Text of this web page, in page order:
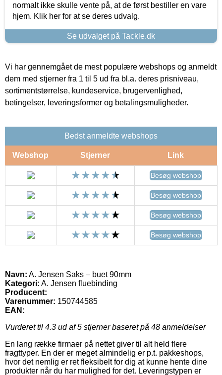
normalt ikke skulle vente på, at de først bestiller en vare
hjem. Klik her for at se deres udvalg.
Se udvalget på Tackle.dk
Vi har gennemgået de mest populære webshops og anmeldt
dem med stjerner fra 1 til 5 ud fra bl.a. deres prisniveau,
sortimentstørrelse, kundeservice, brugervenlighed,
betingelser, leveringsformer og betalingsmuligheder.
Bedst anmeldte webshops
Webshop Stjerner Link
Besøg webshop
Besøg webshop
Besøg webshop
Besøg webshop
Navn: A. Jensen Saks – buet 90mm
Kategori: A. Jensen fluebinding
Producent:
Varenummer: 150744585
EAN:
Vurderet til 4.3 ud af 5 stjerner baseret på 48 anmeldelser
En lang række firmaer på nettet giver til alt held flere
fragttyper. En der er meget almindelig er p.t. pakkeshops,
hvor det nemlig er ret fleksibelt for dig at kunne hente dine
produkter når du har mulighed for det. Leveringstypen er